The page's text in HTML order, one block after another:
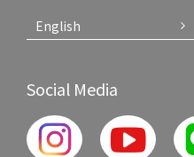
English
Social Media